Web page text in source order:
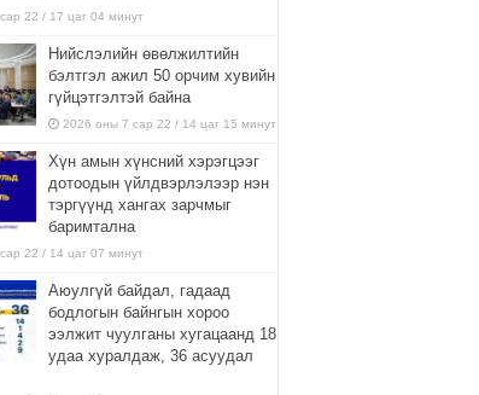
22 / 17 цаг 04 минут
Нийслэлийн өвөлжилтийн
бэлтгэл ажил 50 орчим хувийн
гүйцэтгэлтэй байна
2026 оны 7 сар 22 / 14 цаг 15 минут
Хүн амын хүнсний хэрэгцээг
дотоодын үйлдвэрлэлээр нэн
тэргүүнд хангах зарчмыг
баримтална
22 / 14 цаг 07 минут
Аюулгүй байдал, гадаад
бодлогын байнгын хороо
ээлжит чуулганы хугацаанд 18
удаа хуралдаж, 36 асуудал